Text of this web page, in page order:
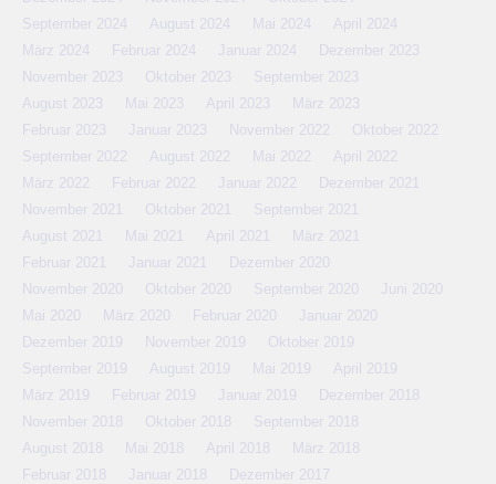
September 2024
August 2024 Mai 2024
April 2024
März 2024
Februar 2024 Januar 2024
Dezember 2023
November 2023
Oktober 2023
September 2023
August 2023
Mai 2023 April 2023
März 2023
Februar 2023
Januar 2023 November 2022
Oktober 2022
September 2022
August 2022 Mai 2022
April 2022
März 2022
Februar 2022 Januar 2022
Dezember 2021
November 2021
Oktober 2021
September 2021
August 2021
Mai 2021 April 2021
März 2021
Februar 2021
Januar 2021
Dezember 2020
November 2020
Oktober 2020 September 2020
Juni 2020
Mai 2020
März 2020 Februar 2020
Januar 2020
Dezember 2019
November 2019
Oktober 2019
September 2019
August 2019 Mai 2019
April 2019
März 2019
Februar 2019 Januar 2019
Dezember 2018
November 2018
Oktober 2018
September 2018
August 2018
Mai 2018 April 2018
März 2018
Februar 2018
Januar 2018
Dezember 2017